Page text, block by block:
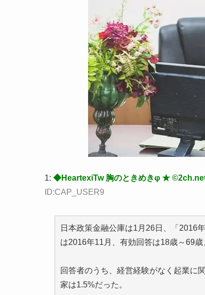
1: ◆HeartexiTw 胸のときめきφ ★
ID:CAP_USER9
日本政策金融公庫は1月26日、「2016
は2016年11月、有効回答は18歳～69歳
回答者のうち、経営経験がなく起業に
家は1.5%だった。